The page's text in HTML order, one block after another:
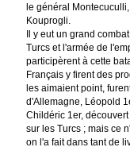
le général
Kouprogli.
Il y eut un grand
Turcs et l'armée de
participèrent à cette
Français y firent des
les aimaient point,
d'Allemagne, Léopold
Childéric 1er,
sur les Turcs ; mais ce
on l'a fait dans tant de